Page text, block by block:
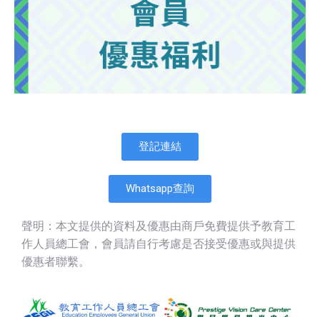
登記連結
Whatsapp查詢
聲明：本文提供的資料及優惠由商戶免費提供予教育工
作人員總工會，會員請自行考慮是否接受優惠或與提供
優惠者聯繫。